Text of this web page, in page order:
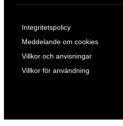
Integritetspolicy
Meddelande om cookies
Villkor och anvisningar
Villkor för användning